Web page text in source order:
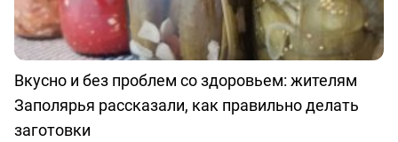
Вкусно и без проблем со здоровьем: жителям
Заполярья рассказали, как правильно делать
заготовки